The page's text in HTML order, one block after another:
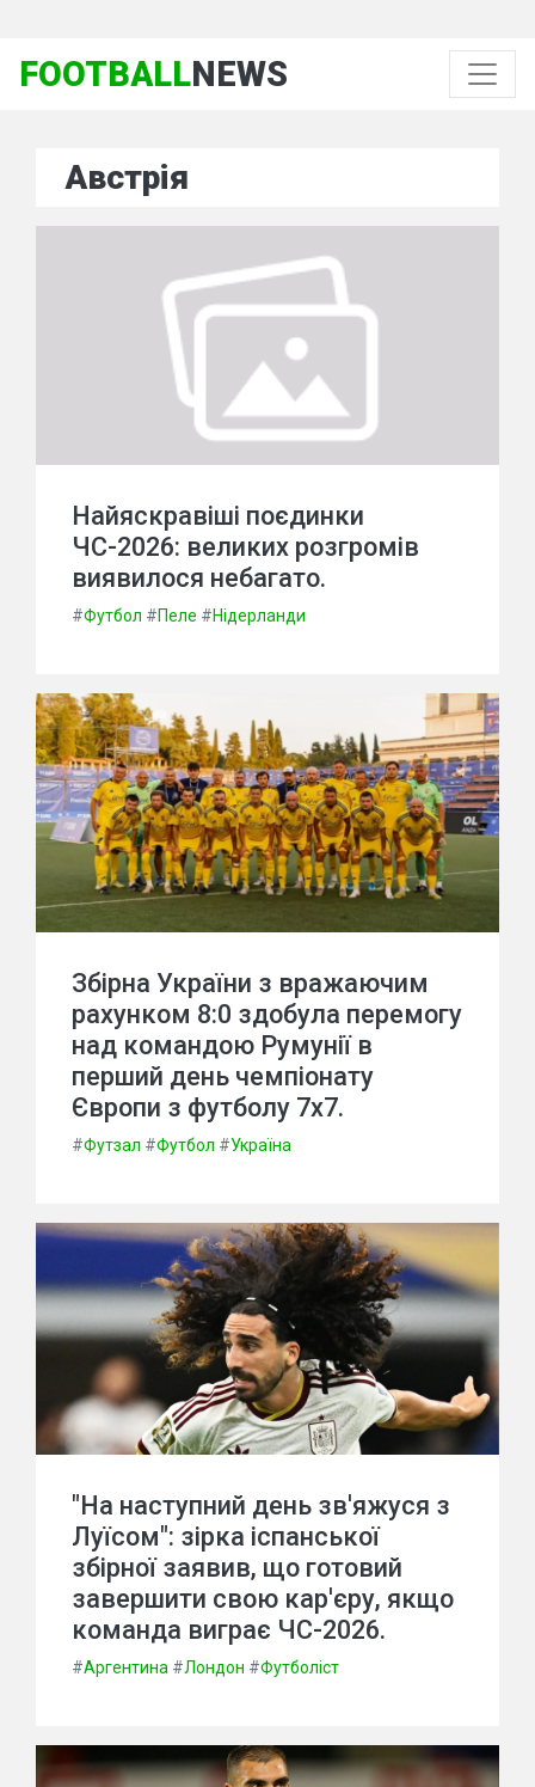
FOOTBALLNEWS
Австрія
Найяскравіші поєдинки
ЧС-2026: великих розгромів
виявилося небагато.
#Футбол #Пеле #Нідерланди
Збірна України з вражаючим
рахунком 8:0 здобула перемогу
над командою Румунії в
перший день чемпіонату
Європи з футболу 7х7.
#Футзал #Футбол #Україна
"На наступний день зв'яжуся з
Луїсом": зірка іспанської
збірної заявив, що готовий
завершити свою кар'єру, якщо
команда виграє ЧС-2026.
#Аргентина #Лондон #Футболіст